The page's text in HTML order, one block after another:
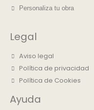
Personaliza tu obra
Legal
Aviso legal
Política de privacidad
Política de Cookies
Ayuda